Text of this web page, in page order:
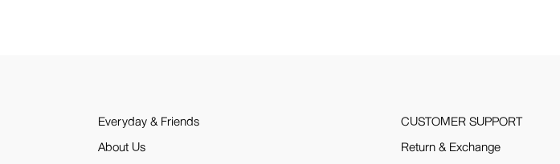
Everyday & Friends
About Us
CUSTOMER SUPPORT
Return & Exchange